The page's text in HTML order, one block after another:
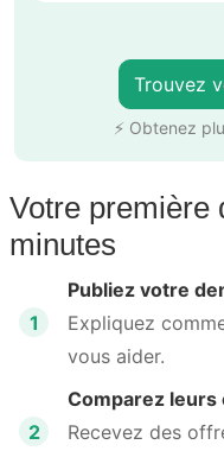
Trouvez
⚡ Obtenez
Votre première
minutes
1
Publiez votre
Expliquez
vous aider.
2
Comparez leurs
Recevez des